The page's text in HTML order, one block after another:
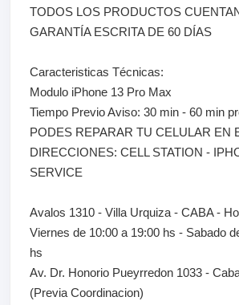
TODOS LOS PRODUCTOS
GARANTÍA ESCRITA DE 60 DÍAS
Caracteristicas Técnicas:
Modulo iPhone 13 Pro Max
Tiempo Previo Aviso: 30 min - 60 min
PODES REPARAR TU CELULAR EN
DIRECCIONES: CELL STATION -
SERVICE
Avalos 1310 - Villa Urquiza - CABA -
Viernes de 10:00 a 19:00 hs - Sabado
hs
Av. Dr. Honorio Pueyrredon 1033 -
(Previa Coordinacion)